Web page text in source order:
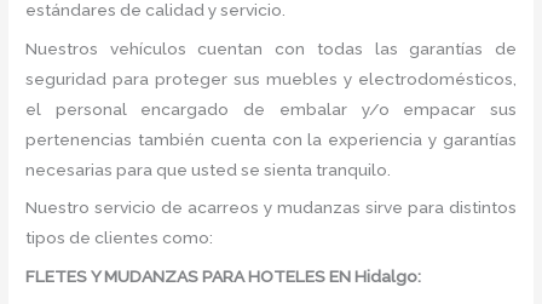
estándares de calidad y servicio.
Nuestros vehículos cuentan con todas las garantías de
seguridad para proteger sus muebles y electrodomésticos,
el personal encargado de embalar y/o empacar sus
pertenencias también cuenta con la experiencia y garantías
necesarias para que usted se sienta tranquilo.
Nuestro servicio de acarreos y mudanzas sirve para distintos
tipos de clientes como:
FLETES Y MUDANZAS PARA HOTELES EN Hidalgo: